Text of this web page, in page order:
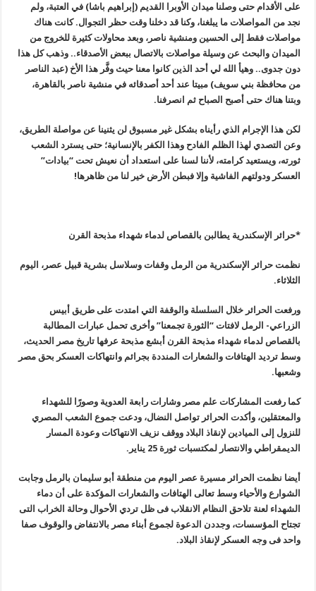
على الأقدام حتى وصلنا ميدان الأوبرا القديم (إبراهيم باشا) في العتبة، ولم
نجد من المواصلات ما يبلغنا، وكنا قد دخلنا وقت حظر التجوال. كانت هناك
مواصلات فقط إلى الحسين ومنشية ناصر، وبعد محاولات كثيرة للخروج من
الميدان والبحث عن وسيلة مواصلات بالاتصال ببعض الأصدقاء.. وذهب كل هذا
دون جدوى..وهيأ الله لي أحد الذين كانوا معنا حيث وفَّر هذا الأخ (عبد الناصر
من محافظة بني سويف) مبيتا عند أحد أصدقائه في منشية ناصر بالقاهرة،
وبتنا هناك حتى أصبح الصباح ثم انصرفنا.
لكن هذا الإجرام الذي رأيناه بشكل غير مسبوق لن يثنينا عن مواصلة الطريق،
وعن التصدي لهذا الظلم الفادح وهذا الكفر بالإنسانية؛ حتى يسترد الشعب
ثورته، ويستعيد كرامته، لأننا لسنا على استعداد أن نعيش تحت “بيادات”
العسكر ودولتهم الفاشية وإلا فبطن الأرض خير لنا من ظاهرها!
*حرائر الإسكندرية يطالبن بالقصاص لدماء شهداء مذبحة القرن
نظمت حرائر الإسكندرية من الرمل وقفات وسلاسل بشرية قبيل عصر، اليوم
الثلاثاء.
ورفعت الحرائر خلال السلسلة والوقفة التي امتدت على طريق أبيس
الزراعي- الرمل لافتات “الثورة تجمعنا” وأخرى تحمل عبارات المطالبة
بالقصاص لدماء شهداء مذبحة القرن أبشع مذبحة عرفها تاريخ مصر الحديث،
وسط ترديد الهتافات والشعارات المنددة بجرائم وانتهاكات العسكر بحق مصر
وشعبها.
كما رفعت المشاركات علم مصر وشارات رابعة العدوية وصورًا للشهداء
والمعتقلين، وأكدت الحرائر تواصل النضال، ودعت جموع الشعب المصري
للنزول إلى الميادين لإنقاذ البلاد ووقف نزيف الانتهاكات وعودة المسار
الديمقراطي والانتصار لمكتسبات ثورة 25 يناير.
أيضا نظمت الحرائر مسيرة عصر اليوم من منطقة أبو سليمان بالرمل وجابت
الشوارع والأحياء وسط تعالى الهتافات والشعارات المؤكدة على أن دماء
الشهداء لعنة تلاحق النظام الانقلاب فى ظل تردي الأحوال وحالة الخراب التى
تجتاح المؤسسات، وجددن الدعوة لجموع أبناء مصر بالانتفاض والوقوف صفا
واحد فى وجه العسكر لإنقاذ البلاد.